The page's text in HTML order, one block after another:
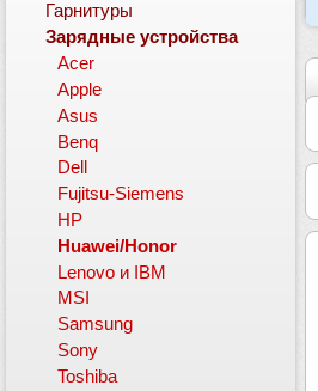
Гарнитуры
Зарядные устройства
Acer
Apple
Asus
Benq
Dell
Fujitsu-Siemens
HP
Huawei/Honor
Lenovo и IBM
MSI
Samsung
Sony
Toshiba